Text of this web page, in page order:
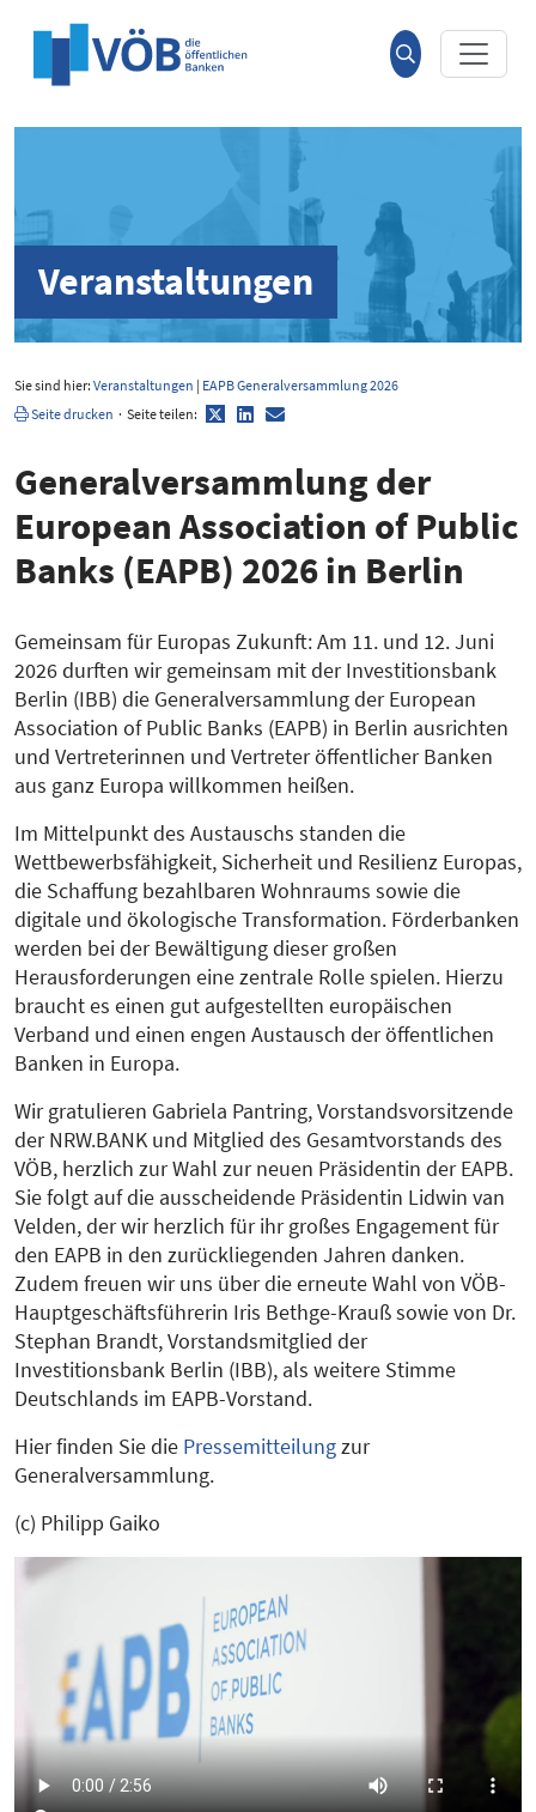
Suche
öffnen
Veranstaltungen
Sie sind hier: Veranstaltungen | EAPB Generalversammlung 2026
Seite drucken · Seite teilen: TwitterLinkedIn
E-
Mail
General­ver­sammlung der
European Association of Public
Banks (EAPB) 2026 in Berlin
Gemeinsam für Europas Zukunft: Am 11. und 12. Juni
2026 durften wir gemeinsam mit der Investitionsbank
Berlin (IBB) die Generalversammlung der European
Association of Public Banks (EAPB) in Berlin ausrichten
und Vertreterinnen und Vertreter öffentlicher Banken
aus ganz Europa willkommen heißen.
Im Mittelpunkt des Austauschs standen die
Wettbewerbsfähigkeit, Sicherheit und Resilienz Europas,
die Schaffung bezahlbaren Wohnraums sowie die
digitale und ökologische Transformation. Förderbanken
werden bei der Bewältigung dieser großen
Herausforderungen eine zentrale Rolle spielen. Hierzu
braucht es einen gut aufgestellten europäischen
Verband und einen engen Austausch der öffentlichen
Banken in Europa.
Wir gratulieren Gabriela Pantring, Vorstandsvorsitzende
der NRW.BANK und Mitglied des Gesamtvorstands des
VÖB, herzlich zur Wahl zur neuen Präsidentin der EAPB.
Sie folgt auf die ausscheidende Präsidentin Lidwin van
Velden, der wir herzlich für ihr großes Engagement für
den EAPB in den zurückliegenden Jahren danken.
Zudem freuen wir uns über die erneute Wahl von VÖB-
Hauptgeschäftsführerin Iris Bethge-Krauß sowie von Dr.
Stephan Brandt, Vorstandsmitglied der
Investitionsbank Berlin (IBB), als weitere Stimme
Deutschlands im EAPB-Vorstand.
Hier finden Sie die Pressemitteilungzur
Generalversammlung.
(c) Philipp Gaiko